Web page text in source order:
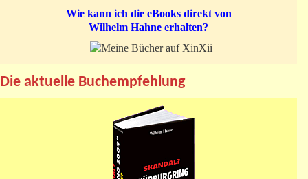
Wie kann ich die eBooks direkt von
Wilhelm Hahne erhalten?
Die aktuelle Buchempfehlung